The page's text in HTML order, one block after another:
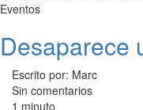
Eventos
Desaparece
Escrito por: Marc
Sin comentarios
1 minuto